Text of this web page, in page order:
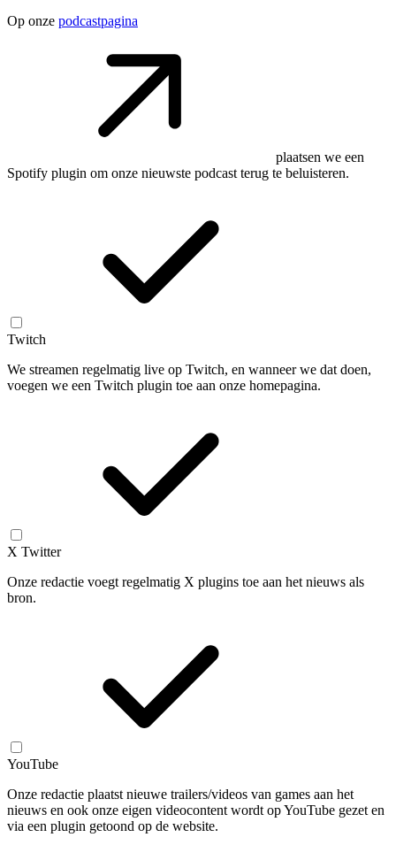
Op onze podcastpagina
plaatsen we een
Spotify plugin om onze nieuwste podcast terug te beluisteren.
Twitch
We streamen regelmatig live op Twitch, en wanneer we dat doen,
voegen we een Twitch plugin toe aan onze homepagina.
X Twitter
Onze redactie voegt regelmatig X plugins toe aan het nieuws als
bron.
YouTube
Onze redactie plaatst nieuwe trailers/videos van games aan het
nieuws en ook onze eigen videocontent wordt op YouTube gezet en
via een plugin getoond op de website.